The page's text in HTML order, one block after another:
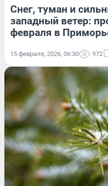
Снег, туман и
западный ветер:
февраля в
15 февраля, 2026, 06:30 972